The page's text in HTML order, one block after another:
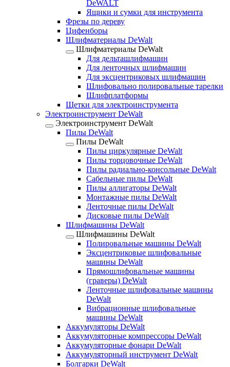
DeWALT
Ящики и сумки для инструмента
Фрезы по дереву
Цифенборы
Шлифматериалы DeWalt
Шлифматериалы DeWalt
Для дельташлифмашин
Для ленточных шлифмашин
Для эксцентриковых шлифмашин
Шлифовально полировальные тарелки
Шлифплатформы
Щетки для электроинструмента
Электроинструмент DeWalt
Электроинструмент DeWalt
Пилы DeWalt
Пилы DeWalt
Пилы циркулярные DeWalt
Пилы торцовочные DeWalt
Пилы радиально-консольные DeWalt
Сабельные пилы DeWalt
Пилы аллигаторы DeWalt
Монтажные пилы DeWalt
Ленточные пилы DeWalt
Дисковые пилы DeWalt
Шлифмашины DeWalt
Шлифмашины DeWalt
Полировальные машины DeWalt
Эксцентриковые шлифовальные
машины DeWalt
Прямошлифовальные машины
(граверы) DeWalt
Ленточные шлифовальные машины
DeWalt
Вибрационные шлифовальные
машины DeWalt
Аккумуляторы DeWalt
Аккумуляторные компрессоры DeWalt
Аккумуляторные фонари DeWalt
Аккумуляторный инструмент DeWalt
Болгарки DeWalt